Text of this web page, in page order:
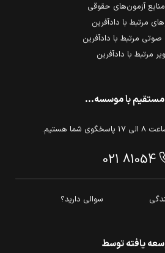
مستقیم با موسسه...
شما هستیم.
021 81054
سوالی دارید؟
منابع آزمون‌های حقوقی
مرتبط با دادآفرین
مرتبط با دادآفرین
مرتبط با دادآفرین
یافته توسط